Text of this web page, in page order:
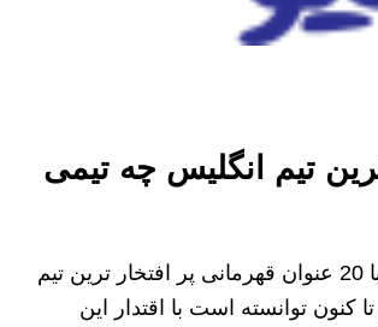
تیم انگلیس چه تیمی
منچستر یونایتد با 20 عنوان قهرمانی پر افتخار ترین تیم
کنون توانسته است با اقتدار این